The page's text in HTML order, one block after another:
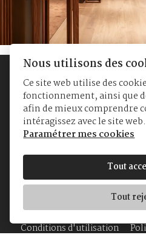
© Yvan's
Galerie de la
1000
TVA BE0862
Conditions d'utilisation
Nous utilisons des
Ce site web utilise des
fonctionnement, ainsi que
afin de mieux comprendre
intéragissez avec le site web.
Paramétrer mes cookies
Tout
Tout